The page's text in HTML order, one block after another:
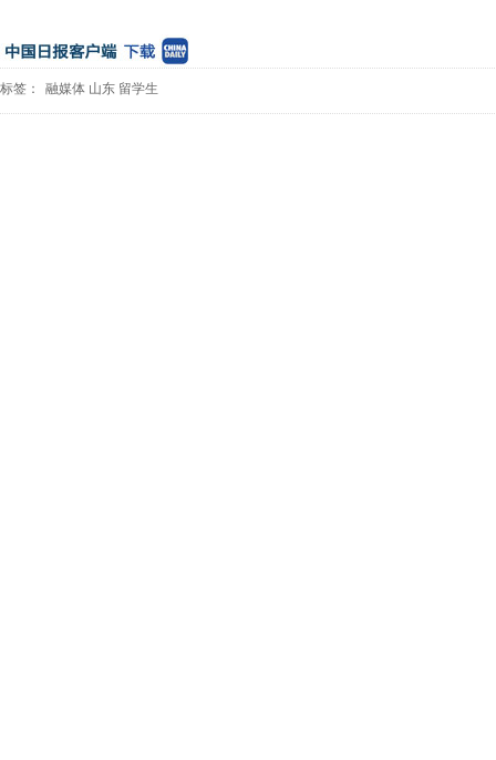
标签： 融媒体 山东 留学生